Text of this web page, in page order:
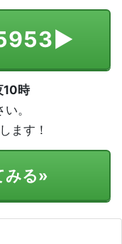
▶
10時
。
ます！
みる»